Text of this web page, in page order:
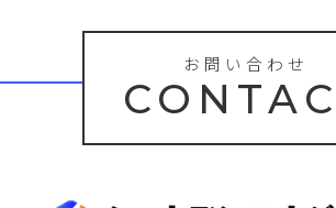
お問い合わせ